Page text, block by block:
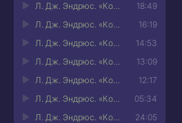
18:49
Л. Дж. Эндрюс. «Король Вечности» - 07
16:19
Л. Дж. Эндрюс. «Король Вечности» - 08
14:53
Л. Дж. Эндрюс. «Король Вечности» - 09
13:09
Л. Дж. Эндрюс. «Король Вечности» - 10
12:17
Л. Дж. Эндрюс. «Король Вечности» - 11
05:34
Л. Дж. Эндрюс. «Король Вечности» - 12
24:05
Л. Дж. Эндрюс. «Король Вечности» - 13